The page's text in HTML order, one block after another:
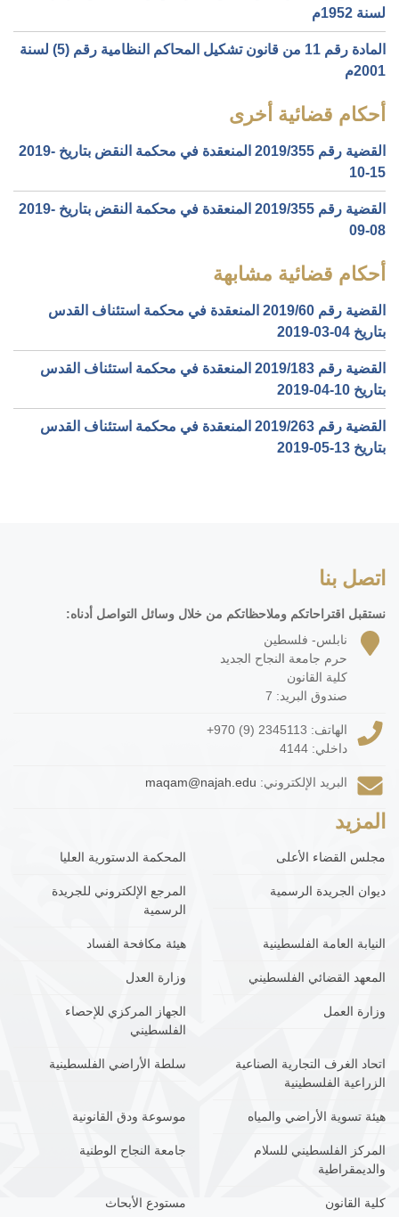
لسنة 1952م
المادة رقم 11 من قانون تشكيل المحاكم النظامية رقم (5) لسنة
2001م
أحكام قضائية أخرى
القضية رقم ‎355‏/‎2019‏ المنعقدة في محكمة النقض بتاريخ ‎2019-
10-15‏
القضية رقم ‎355‏/‎2019‏ المنعقدة في محكمة النقض بتاريخ ‎2019-
09-08‏
أحكام قضائية مشابهة
القضية رقم ‎60‏/‎2019‏ المنعقدة في محكمة استئناف القدس
بتاريخ ‎2019-03-04‏
القضية رقم ‎183‏/‎2019‏ المنعقدة في محكمة استئناف القدس
بتاريخ ‎2019-04-10‏
القضية رقم ‎263‏/‎2019‏ المنعقدة في محكمة استئناف القدس
بتاريخ ‎2019-05-13‏
اتصل بنا
نستقبل اقتراحاتكم وملاحظاتكم من خلال وسائل التواصل أدناه:
نابلس- فلسطين
حرم جامعة النجاح الجديد
كلية القانون
صندوق البريد: 7
الهاتف: +970 (9) 2345113
داخلي: 4144
البريد الإلكتروني: maqam@najah.edu
المزيد
مجلس القضاء الأعلى المحكمة الدستورية العليا
ديوان الجريدة الرسمية
المرجع الإلكتروني للجريدة
الرسمية
النيابة العامة الفلسطينية هيئة مكافحة الفساد
المعهد القضائي الفلسطيني وزارة العدل
وزارة العمل
الجهاز المركزي للإحصاء
الفلسطيني
اتحاد الغرف التجارية الصناعية
الزراعية الفلسطينية
سلطة الأراضي الفلسطينية
هيئة تسوية الأراضي والمياه موسوعة ودق القانونية
المركز الفلسطيني للسلام
والديمقراطية
جامعة النجاح الوطنية
كلية القانون مستودع الأبحاث